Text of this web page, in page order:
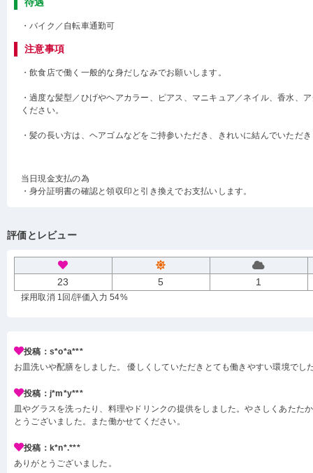
・バイク／自転車通勤可
注意事項
・飲食店で働く一般的な身だしなみでお願いします。
・過度な髪型／ひげやヘアカラー、ピアス、マニキュア／ネイル、香水、
ください。
・髪の長い方は、ヘアゴムなどをご持参いただき、きれいに結んでいただ
当日現金支払の為
・身分証明書の確認と領収印と引き換えでお支払いします。
評価とレビュー
23 5 1
採用取消 1回 /評価入力 54%
投稿：s*o*a***
お皿洗いや配膳をしました。 優しくしていただきとても働きやすい環境でし
投稿：j*m*y***
皿やグラスを洗ったり、料理やドリンクの提供をしました。やさしくあたた
とうございました。また働かせてください。
投稿：k*n*.***
ありがとうございました。